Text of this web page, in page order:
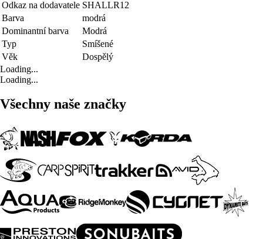
Odkaz na dodavatele SHALLR12
Barva
modrá
Dominantní barva
Modrá
Typ
Smíšené
Věk
Dospělý
Loading...
Loading...
Všechny naše značky